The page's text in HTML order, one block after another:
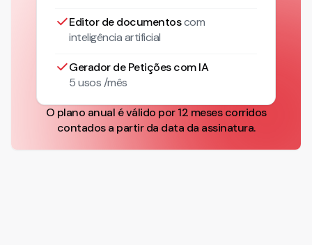
Editor de documentoscom
inteligência artificial
Gerador de Petições com IA
5 usos /mês
O plano anual é válido por 12 meses corridos
contados a partir da data da assinatura.